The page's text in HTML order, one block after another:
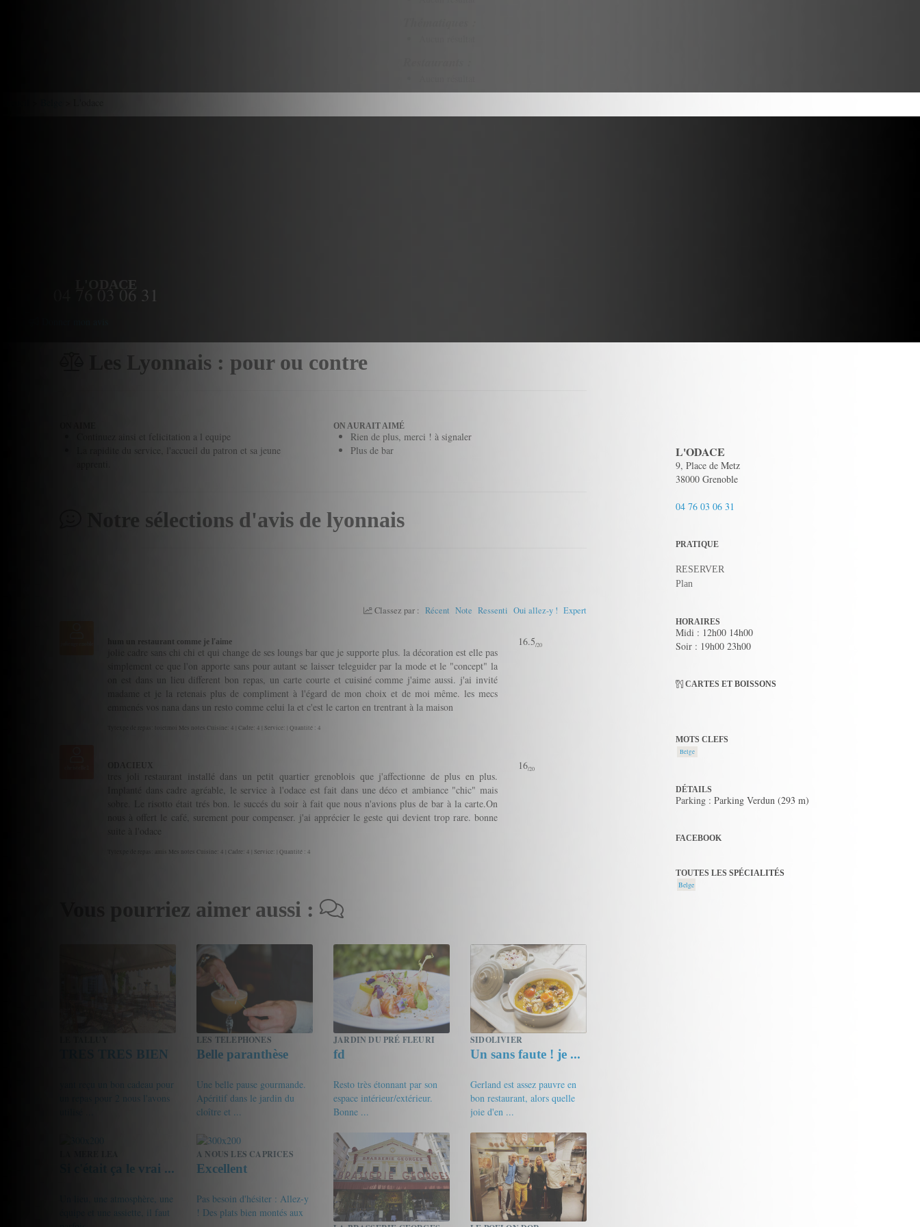
L'ODACE
04 76 03 06 31
Les Lyonnais : pour ou contre
Continuez ainsi et felicitation a l equipe
La rapidite du service, l'accueil du patron et sa jeune
ON AURAIT AIMÉ
Rien de plus, merci ! à signaler
Plus de bar
Notre sélections d'avis de lyonnais
Classez par : Récent Note Ressenti Oui allez-y ! Expert
hum un restaurant comme je l'aime
jolie cadre sans chi chi et qui change de ses loungs bar que je supporte plus. la décoration est elle pas
simplement ce que l'on apporte sans pour autant se laisser teleguider par la mode et le "concept" la
on est dans un lieu different bon repas, un carte courte et cuisiné comme j'aime aussi. j'ai invité
madame et je la retenais plus de compliment à l'égard de mon choix et de moi même. les mecs
emmenés vos nana dans un resto comme celui la et c'est le carton en trentrant à la maison
Tytexpe de repas: toietmoi Mes notes Cuisine: 4 | Cadre: 4 | Service: | Quantité : 4
16.5/20
ODACIEUX
tres joli restaurant installé dans un petit quartier grenoblois que j'affectionne de plus en plus.
Implanté dans cadre agréable, le service à l'odace est fait dans une déco et ambiance "chic" mais
sobre. Le risotto était trés bon. le succés du soir à fait que nous n'avions plus de bar à la carte.On
nous à offert le café, surement pour compenser. j'ai apprécier le geste qui devient trop rare. bonne
suite à l'odace
Tytexpe de repas: amis Mes notes Cuisine: 4 | Cadre: 4 | Service: | Quantité : 4
16/20
Vous pourriez aimer aussi :
TRES TRES BIEN
yant reçu un bon cadeau pour
un repas pour 2 nous l'avons
LES TELEPHONES
Belle paranthèse
Une belle pause gourmande.
Apéritif dans le jardin du
cloître et ...
JARDIN DU PRÉ FLEURI
fd
Resto très étonnant par son
espace intérieur/extérieur.
Bonne ...
SIDOLIVIER
Un sans faute ! je ...
Gerland est assez pauvre en
bon restaurant, alors quelle
joie d'en ...
Si c'était ça le vrai ...
Un lieu, une atmosphère, une
équipe et une assiette, il faut
A NOUS LES CAPRICES
Excellent
Pas besoin d'hésiter : Allez-y
! Des plats bien montés aux
L'ODACE
9, Place de Metz
38000 Grenoble
04 76 03 06 31
PRATIQUE
RESERVER
Plan
HORAIRES
Midi : 12h00 14h00
Soir : 19h00 23h00
CARTES ET BOISSONS
MOTS CLEFS
Belge
DÉTAILS
Parking : Parking Verdun (293 m)
FACEBOOK
TOUTES LES SPÉCIALITÉS
Belge